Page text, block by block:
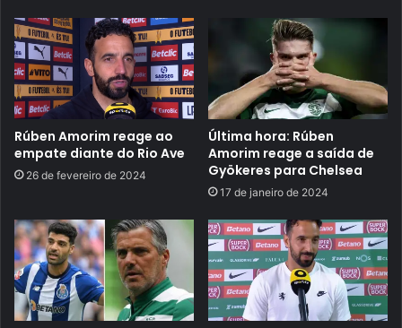
Rúben Amorim reage ao
empate diante do Rio Ave
26 de fevereiro de 2024
Última hora: Rúben
Amorim reage a saída de
Gyökeres para Chelsea
17 de janeiro de 2024